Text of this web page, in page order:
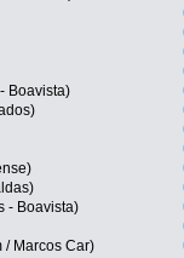
Boavista)
- Boavista)
/ Marcos Car)